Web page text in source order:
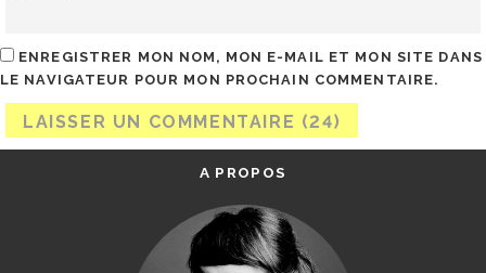
ENREGISTRER MON NOM, MON E-MAIL ET MON SITE DANS
LE NAVIGATEUR POUR MON PROCHAIN COMMENTAIRE.
A PROPOS